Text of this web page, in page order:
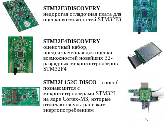
STM32F3DISCOVERY –
недорогая отладочная плата для
оценки возможностей STM32F3
STM32F4DISCOVERY –
оценочный набор,
предназначенная для оценки
возможностей новейших 32-
разрядных микроконтроллеров
STM32F4
STM32L152C-DISCO - способ
познакомится с
микроконтроллерами STM32L
на ядре Cortex-M3, которые
отличаются ультранизким
энергопотреблением